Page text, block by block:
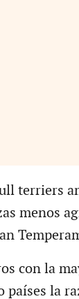
terriers
menos
con la
países la